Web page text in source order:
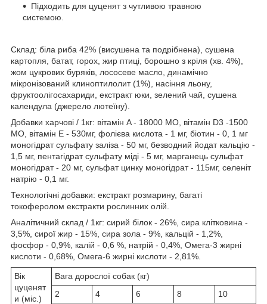
Підходить для цуценят з чутливою травною
системою.
Склад: біла риба 42% (висушена та подрібнена), сушена
картопля, батат, горох, жир птиці, борошно з кріля (хв. 4%),
жом цукрових буряків, лососеве масло, динамічно
мікронізований клиноптилолит (1%), насіння льону,
фруктоолігосахариди, екстракт юки, зелений чай, сушена
календула (джерело лютеїну).
Добавки харчові / 1кг: вітамін A - 18000 МО, вітамін D3 -1500
МО, вітамін E - 530мг, фолієва кислота - 1 мг, біотин - 0, 1 мг
моногідрат сульфату заліза - 50 мг, безводний йодат кальцію -
1,5 мг, пентагідрат сульфату міді - 5 мг, марганець сульфат
моногідрат - 20 мг, сульфат цинку моногідрат - 115мг, селеніт
натрію - 0,1 мг.
Технологічні добавки: екстракт розмарину, багаті
токоферолом екстракти рослинних олій.
Аналітичний склад / 1кг: сирий білок - 26%, сира клітковина -
3,5%, сирої жир - 15%, сира зола - 9%, кальцій - 1,2%,
фосфор - 0,9%, калій - 0,6 %, натрій - 0,4%, Омега-3 жирні
кислоти - 0,68%, Омега-6 жирні кислоти - 2,81%.
Вік
цуценят
и (міс.)
Вага дорослої собак (кг)
2
4 6 8
10